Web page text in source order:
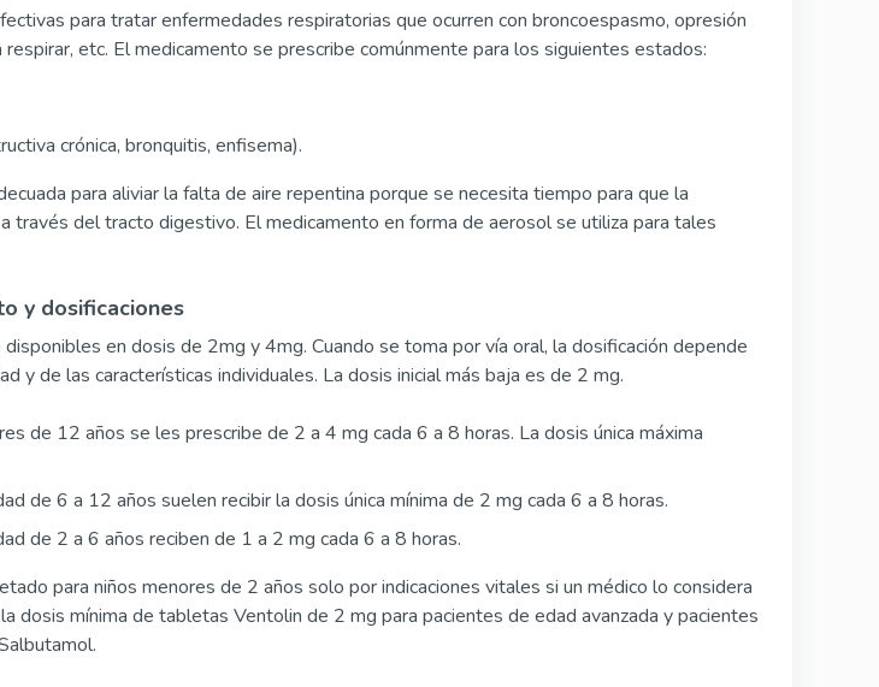
para tratar enfermedades respiratorias que ocurren con broncoespasmo, opresión
etc. El medicamento se prescribe comúnmente para los siguientes estados:
crónica, bronquitis, enfisema).
para aliviar la falta de aire repentina porque se necesita tiempo para que la
través del tracto digestivo. El medicamento en forma de aerosol se utiliza para tales
y dosificaciones
en dosis de 2mg y 4mg. Cuando se toma por vía oral, la dosificación depende
y de las características individuales. La dosis inicial más baja es de 2 mg.
de 12 años se les prescribe de 2 a 4 mg cada 6 a 8 horas. La dosis única máxima
de 6 a 12 años suelen recibir la dosis única mínima de 2 mg cada 6 a 8 horas.
de 2 a 6 años reciben de 1 a 2 mg cada 6 a 8 horas.
para niños menores de 2 años solo por indicaciones vitales si un médico lo considera
dosis mínima de tabletas Ventolin de 2 mg para pacientes de edad avanzada y pacientes